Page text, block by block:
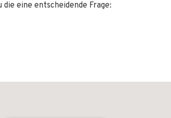
eine entscheidende Frage: